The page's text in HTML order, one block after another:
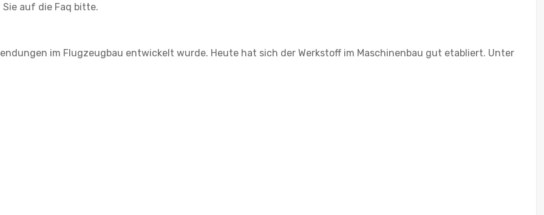
auf die Faq bitte.
im Flugzeugbau entwickelt wurde. Heute hat sich der Werkstoff im Maschinenbau gut etabliert. Unter